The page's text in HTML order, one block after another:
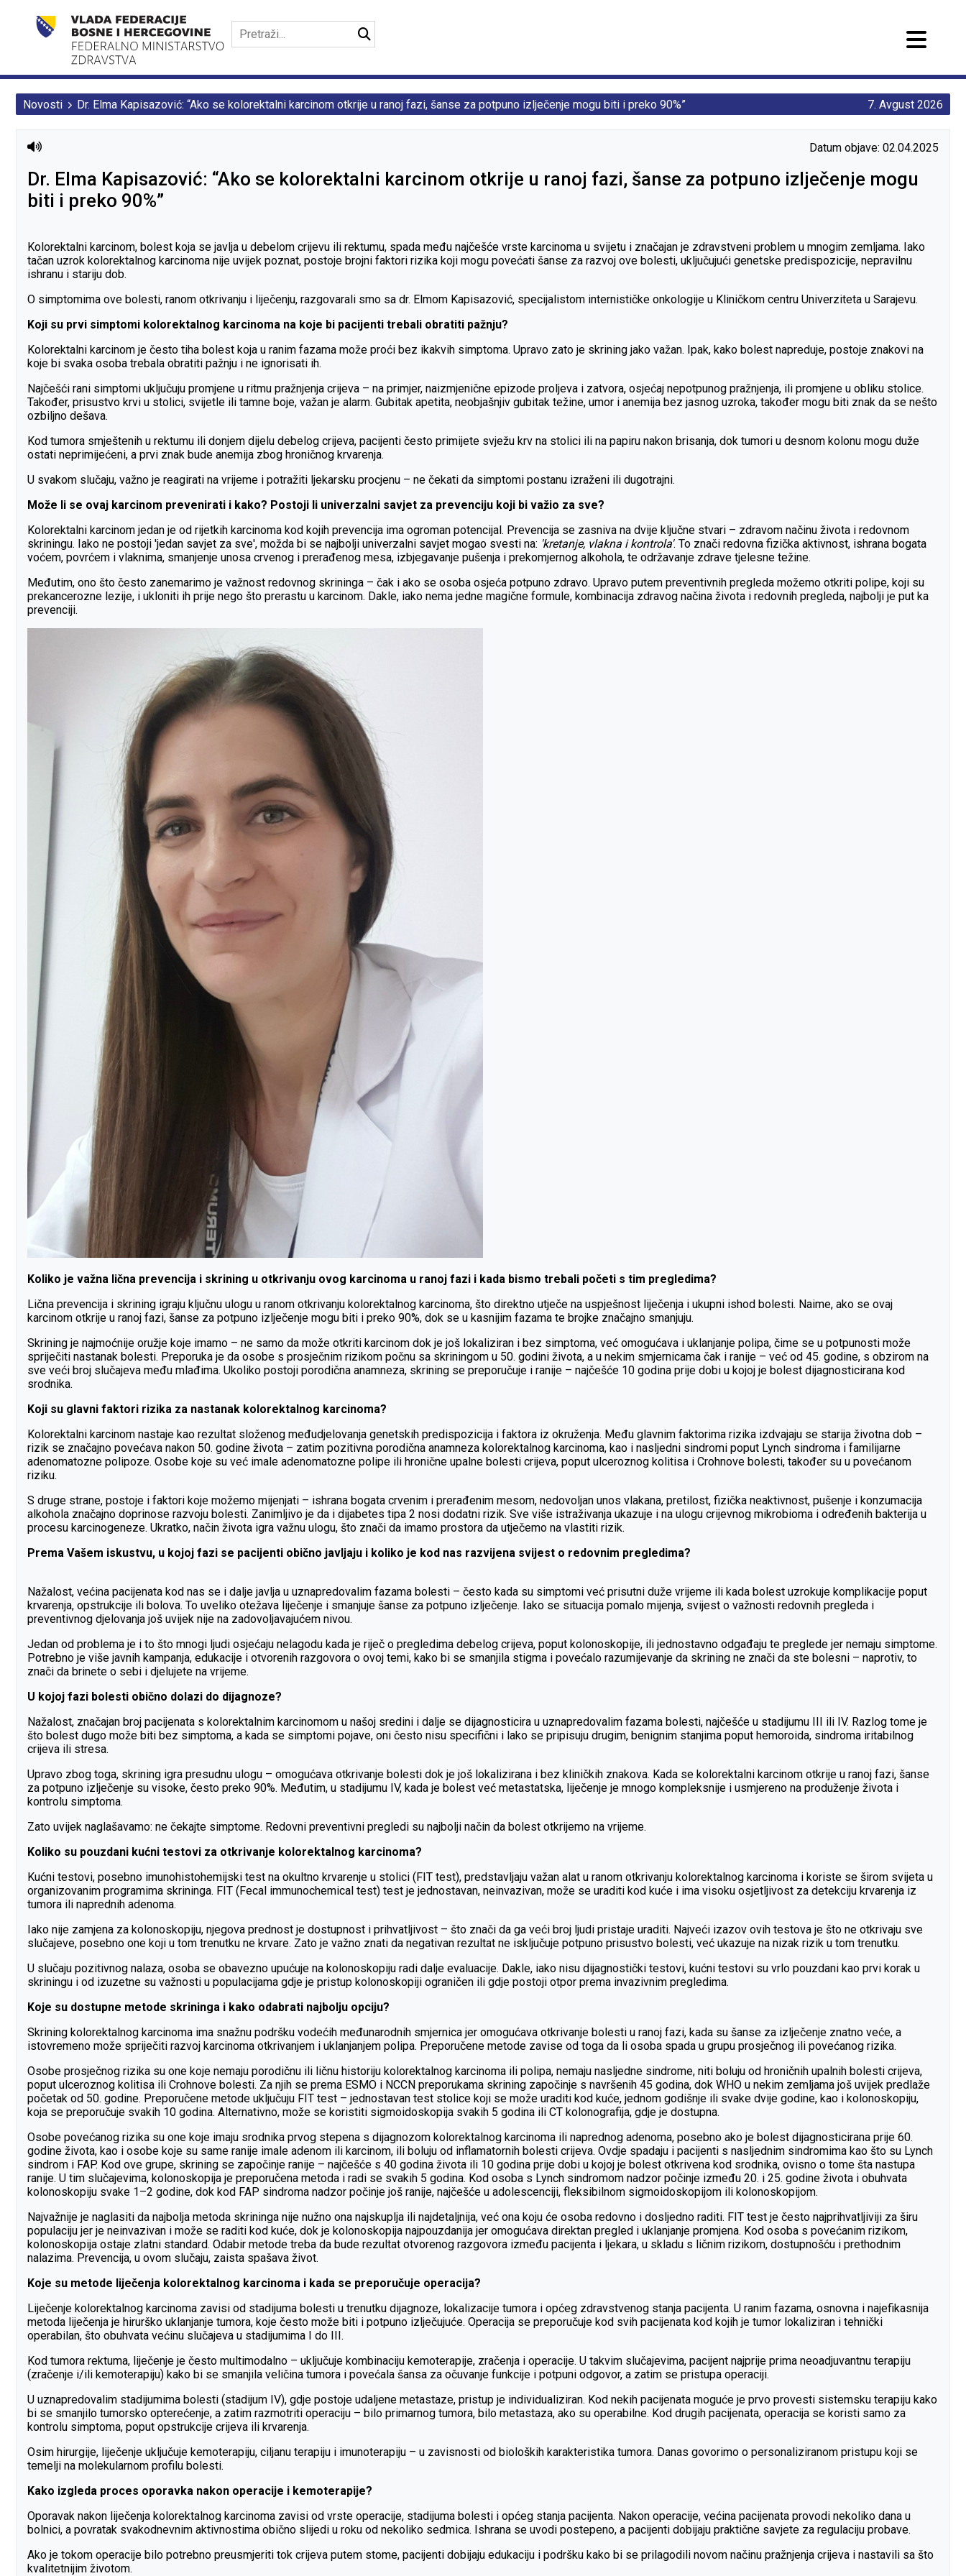
Novosti Dr. Elma Kapisazović: “Ako se kolorektalni karcinom otkrije u ranoj fazi, šanse za potpuno izlječenje mogu biti i preko 90%” 7. Avgust 2026
Datum objave: 02.04.2025
Dr. Elma Kapisazović: “Ako se kolorektalni karcinom otkrije u ranoj fazi, šanse za potpuno izlječenje mogu
biti i preko 90%”
Kolorektalni karcinom, bolest koja se javlja u debelom crijevu ili rektumu, spada među najčešće vrste karcinoma u svijetu i značajan je zdravstveni problem u mnogim zemljama. Iako
tačan uzrok kolorektalnog karcinoma nije uvijek poznat, postoje brojni faktori rizika koji mogu povećati šanse za razvoj ove bolesti, uključujući genetske predispozicije, nepravilnu
ishranu i stariju dob.
O simptomima ove bolesti, ranom otkrivanju i liječenju, razgovarali smo sa dr. Elmom Kapisazović, specijalistom internističke onkologije u Kliničkom centru Univerziteta u Sarajevu.
Koji su prvi simptomi kolorektalnog karcinoma na koje bi pacijenti trebali obratiti pažnju?
Kolorektalni karcinom je često tiha bolest koja u ranim fazama može proći bez ikakvih simptoma. Upravo zato je skrining jako važan. Ipak, kako bolest napreduje, postoje znakovi na
koje bi svaka osoba trebala obratiti pažnju i ne ignorisati ih.
Najčešći rani simptomi uključuju promjene u ritmu pražnjenja crijeva – na primjer, naizmjenične epizode proljeva i zatvora, osjećaj nepotpunog pražnjenja, ili promjene u obliku stolice.
Također, prisustvo krvi u stolici, svijetle ili tamne boje, važan je alarm. Gubitak apetita, neobjašnjiv gubitak težine, umor i anemija bez jasnog uzroka, također mogu biti znak da se nešto
ozbiljno dešava.
Kod tumora smještenih u rektumu ili donjem dijelu debelog crijeva, pacijenti često primijete svježu krv na stolici ili na papiru nakon brisanja, dok tumori u desnom kolonu mogu duže
ostati neprimijećeni, a prvi znak bude anemija zbog hroničnog krvarenja.
U svakom slučaju, važno je reagirati na vrijeme i potražiti ljekarsku procjenu – ne čekati da simptomi postanu izraženi ili dugotrajni.
Može li se ovaj karcinom prevenirati i kako? Postoji li univerzalni savjet za prevenciju koji bi važio za sve?
Kolorektalni karcinom jedan je od rijetkih karcinoma kod kojih prevencija ima ogroman potencijal. Prevencija se zasniva na dvije ključne stvari – zdravom načinu života i redovnom
skriningu. Iako ne postoji 'jedan savjet za sve', možda bi se najbolji univerzalni savjet mogao svesti na: 'kretanje, vlakna i kontrola'. To znači redovna fizička aktivnost, ishrana bogata
voćem, povrćem i vlaknima, smanjenje unosa crvenog i prerađenog mesa, izbjegavanje pušenja i prekomjernog alkohola, te održavanje zdrave tjelesne težine.
Međutim, ono što često zanemarimo je važnost redovnog skrininga – čak i ako se osoba osjeća potpuno zdravo. Upravo putem preventivnih pregleda možemo otkriti polipe, koji su
prekancerozne lezije, i ukloniti ih prije nego što prerastu u karcinom. Dakle, iako nema jedne magične formule, kombinacija zdravog načina života i redovnih pregleda, najbolji je put ka
prevenciji.
Koliko je važna lična prevencija i skrining u otkrivanju ovog karcinoma u ranoj fazi i kada bismo trebali početi s tim pregledima?
Lična prevencija i skrining igraju ključnu ulogu u ranom otkrivanju kolorektalnog karcinoma, što direktno utječe na uspješnost liječenja i ukupni ishod bolesti. Naime, ako se ovaj
karcinom otkrije u ranoj fazi, šanse za potpuno izlječenje mogu biti i preko 90%, dok se u kasnijim fazama te brojke značajno smanjuju.
Skrining je najmoćnije oružje koje imamo – ne samo da može otkriti karcinom dok je još lokaliziran i bez simptoma, već omogućava i uklanjanje polipa, čime se u potpunosti može
spriječiti nastanak bolesti. Preporuka je da osobe s prosječnim rizikom počnu sa skriningom u 50. godini života, a u nekim smjernicama čak i ranije – već od 45. godine, s obzirom na
sve veći broj slučajeva među mlađima. Ukoliko postoji porodična anamneza, skrining se preporučuje i ranije – najčešće 10 godina prije dobi u kojoj je bolest dijagnosticirana kod
srodnika.
Koji su glavni faktori rizika za nastanak kolorektalnog karcinoma?
Kolorektalni karcinom nastaje kao rezultat složenog međudjelovanja genetskih predispozicija i faktora iz okruženja. Među glavnim faktorima rizika izdvajaju se starija životna dob –
rizik se značajno povećava nakon 50. godine života – zatim pozitivna porodična anamneza kolorektalnog karcinoma, kao i nasljedni sindromi poput Lynch sindroma i familijarne
adenomatozne polipoze. Osobe koje su već imale adenomatozne polipe ili hronične upalne bolesti crijeva, poput ulceroznog kolitisa i Crohnove bolesti, također su u povećanom
riziku.
S druge strane, postoje i faktori koje možemo mijenjati – ishrana bogata crvenim i prerađenim mesom, nedovoljan unos vlakana, pretilost, fizička neaktivnost, pušenje i konzumacija
alkohola značajno doprinose razvoju bolesti. Zanimljivo je da i dijabetes tipa 2 nosi dodatni rizik. Sve više istraživanja ukazuje i na ulogu crijevnog mikrobioma i određenih bakterija u
procesu karcinogeneze. Ukratko, način života igra važnu ulogu, što znači da imamo prostora da utječemo na vlastiti rizik.
Prema Vašem iskustvu, u kojoj fazi se pacijenti obično javljaju i koliko je kod nas razvijena svijest o redovnim pregledima?
Nažalost, većina pacijenata kod nas se i dalje javlja u uznapredovalim fazama bolesti – često kada su simptomi već prisutni duže vrijeme ili kada bolest uzrokuje komplikacije poput
krvarenja, opstrukcije ili bolova. To uveliko otežava liječenje i smanjuje šanse za potpuno izlječenje. Iako se situacija pomalo mijenja, svijest o važnosti redovnih pregleda i
preventivnog djelovanja još uvijek nije na zadovoljavajućem nivou.
Jedan od problema je i to što mnogi ljudi osjećaju nelagodu kada je riječ o pregledima debelog crijeva, poput kolonoskopije, ili jednostavno odgađaju te preglede jer nemaju simptome.
Potrebno je više javnih kampanja, edukacije i otvorenih razgovora o ovoj temi, kako bi se smanjila stigma i povećalo razumijevanje da skrining ne znači da ste bolesni – naprotiv, to
znači da brinete o sebi i djelujete na vrijeme.
U kojoj fazi bolesti obično dolazi do dijagnoze?
Nažalost, značajan broj pacijenata s kolorektalnim karcinomom u našoj sredini i dalje se dijagnosticira u uznapredovalim fazama bolesti, najčešće u stadijumu III ili IV. Razlog tome je
što bolest dugo može biti bez simptoma, a kada se simptomi pojave, oni često nisu specifični i lako se pripisuju drugim, benignim stanjima poput hemoroida, sindroma iritabilnog
crijeva ili stresa.
Upravo zbog toga, skrining igra presudnu ulogu – omogućava otkrivanje bolesti dok je još lokalizirana i bez kliničkih znakova. Kada se kolorektalni karcinom otkrije u ranoj fazi, šanse
za potpuno izlječenje su visoke, često preko 90%. Međutim, u stadijumu IV, kada je bolest već metastatska, liječenje je mnogo kompleksnije i usmjereno na produženje života i
kontrolu simptoma.
Zato uvijek naglašavamo: ne čekajte simptome. Redovni preventivni pregledi su najbolji način da bolest otkrijemo na vrijeme.
Koliko su pouzdani kućni testovi za otkrivanje kolorektalnog karcinoma?
Kućni testovi, posebno imunohistohemijski test na okultno krvarenje u stolici (FIT test), predstavljaju važan alat u ranom otkrivanju kolorektalnog karcinoma i koriste se širom svijeta u
organizovanim programima skrininga. FIT (Fecal immunochemical test) test je jednostavan, neinvazivan, može se uraditi kod kuće i ima visoku osjetljivost za detekciju krvarenja iz
tumora ili naprednih adenoma.
Iako nije zamjena za kolonoskopiju, njegova prednost je dostupnost i prihvatljivost – što znači da ga veći broj ljudi pristaje uraditi. Najveći izazov ovih testova je što ne otkrivaju sve
slučajeve, posebno one koji u tom trenutku ne krvare. Zato je važno znati da negativan rezultat ne isključuje potpuno prisustvo bolesti, već ukazuje na nizak rizik u tom trenutku.
U slučaju pozitivnog nalaza, osoba se obavezno upućuje na kolonoskopiju radi dalje evaluacije. Dakle, iako nisu dijagnostički testovi, kućni testovi su vrlo pouzdani kao prvi korak u
skriningu i od izuzetne su važnosti u populacijama gdje je pristup kolonoskopiji ograničen ili gdje postoji otpor prema invazivnim pregledima.
Koje su dostupne metode skrininga i kako odabrati najbolju opciju?
Skrining kolorektalnog karcinoma ima snažnu podršku vodećih međunarodnih smjernica jer omogućava otkrivanje bolesti u ranoj fazi, kada su šanse za izlječenje znatno veće, a
istovremeno može spriječiti razvoj karcinoma otkrivanjem i uklanjanjem polipa. Preporučene metode zavise od toga da li osoba spada u grupu prosječnog ili povećanog rizika.
Osobe prosječnog rizika su one koje nemaju porodičnu ili ličnu historiju kolorektalnog karcinoma ili polipa, nemaju nasljedne sindrome, niti boluju od hroničnih upalnih bolesti crijeva,
poput ulceroznog kolitisa ili Crohnove bolesti. Za njih se prema ESMO i NCCN preporukama skrining započinje s navršenih 45 godina, dok WHO u nekim zemljama još uvijek predlaže
početak od 50. godine. Preporučene metode uključuju FIT test – jednostavan test stolice koji se može uraditi kod kuće, jednom godišnje ili svake dvije godine, kao i kolonoskopiju,
koja se preporučuje svakih 10 godina. Alternativno, može se koristiti sigmoidoskopija svakih 5 godina ili CT kolonografija, gdje je dostupna.
Osobe povećanog rizika su one koje imaju srodnika prvog stepena s dijagnozom kolorektalnog karcinoma ili naprednog adenoma, posebno ako je bolest dijagnosticirana prije 60.
godine života, kao i osobe koje su same ranije imale adenom ili karcinom, ili boluju od inflamatornih bolesti crijeva. Ovdje spadaju i pacijenti s nasljednim sindromima kao što su Lynch
sindrom i FAP. Kod ove grupe, skrining se započinje ranije – najčešće s 40 godina života ili 10 godina prije dobi u kojoj je bolest otkrivena kod srodnika, ovisno o tome šta nastupa
ranije. U tim slučajevima, kolonoskopija je preporučena metoda i radi se svakih 5 godina. Kod osoba s Lynch sindromom nadzor počinje između 20. i 25. godine života i obuhvata
kolonoskopiju svake 1–2 godine, dok kod FAP sindroma nadzor počinje još ranije, najčešće u adolescenciji, fleksibilnom sigmoidoskopijom ili kolonoskopijom.
Najvažnije je naglasiti da najbolja metoda skrininga nije nužno ona najskuplja ili najdetaljnija, već ona koju će osoba redovno i dosljedno raditi. FIT test je često najprihvatljiviji za širu
populaciju jer je neinvazivan i može se raditi kod kuće, dok je kolonoskopija najpouzdanija jer omogućava direktan pregled i uklanjanje promjena. Kod osoba s povećanim rizikom,
kolonoskopija ostaje zlatni standard. Odabir metode treba da bude rezultat otvorenog razgovora između pacijenta i ljekara, u skladu s ličnim rizikom, dostupnošću i prethodnim
nalazima. Prevencija, u ovom slučaju, zaista spašava život.
Koje su metode liječenja kolorektalnog karcinoma i kada se preporučuje operacija?
Liječenje kolorektalnog karcinoma zavisi od stadijuma bolesti u trenutku dijagnoze, lokalizacije tumora i općeg zdravstvenog stanja pacijenta. U ranim fazama, osnovna i najefikasnija
metoda liječenja je hirurško uklanjanje tumora, koje često može biti i potpuno izlječujuće. Operacija se preporučuje kod svih pacijenata kod kojih je tumor lokaliziran i tehnički
operabilan, što obuhvata većinu slučajeva u stadijumima I do III.
Kod tumora rektuma, liječenje je često multimodalno – uključuje kombinaciju kemoterapije, zračenja i operacije. U takvim slučajevima, pacijent najprije prima neoadjuvantnu terapiju
(zračenje i/ili kemoterapiju) kako bi se smanjila veličina tumora i povećala šansa za očuvanje funkcije i potpuni odgovor, a zatim se pristupa operaciji.
U uznapredovalim stadijumima bolesti (stadijum IV), gdje postoje udaljene metastaze, pristup je individualiziran. Kod nekih pacijenata moguće je prvo provesti sistemsku terapiju kako
bi se smanjilo tumorsko opterećenje, a zatim razmotriti operaciju – bilo primarnog tumora, bilo metastaza, ako su operabilne. Kod drugih pacijenata, operacija se koristi samo za
kontrolu simptoma, poput opstrukcije crijeva ili krvarenja.
Osim hirurgije, liječenje uključuje kemoterapiju, ciljanu terapiju i imunoterapiju – u zavisnosti od bioloških karakteristika tumora. Danas govorimo o personaliziranom pristupu koji se
temelji na molekularnom profilu bolesti.
Kako izgleda proces oporavka nakon operacije i kemoterapije?
Oporavak nakon liječenja kolorektalnog karcinoma zavisi od vrste operacije, stadijuma bolesti i općeg stanja pacijenta. Nakon operacije, većina pacijenata provodi nekoliko dana u
bolnici, a povratak svakodnevnim aktivnostima obično slijedi u roku od nekoliko sedmica. Ishrana se uvodi postepeno, a pacijenti dobijaju praktične savjete za regulaciju probave.
Ako je tokom operacije bilo potrebno preusmjeriti tok crijeva putem stome, pacijenti dobijaju edukaciju i podršku kako bi se prilagodili novom načinu pražnjenja crijeva i nastavili sa što
kvalitetnijim životom.